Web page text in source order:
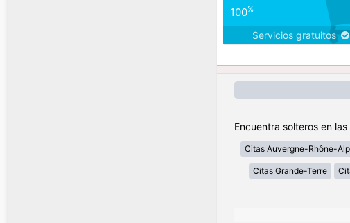
100%
Servicios gratuitos
Encuentra solteros en
Citas Auvergne-Rhône-
Citas Grande-Terre